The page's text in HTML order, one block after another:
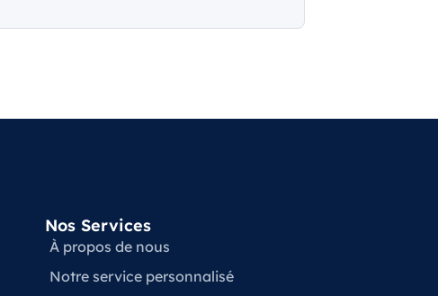
Nos Services
À propos de nous
Notre service personnalisé